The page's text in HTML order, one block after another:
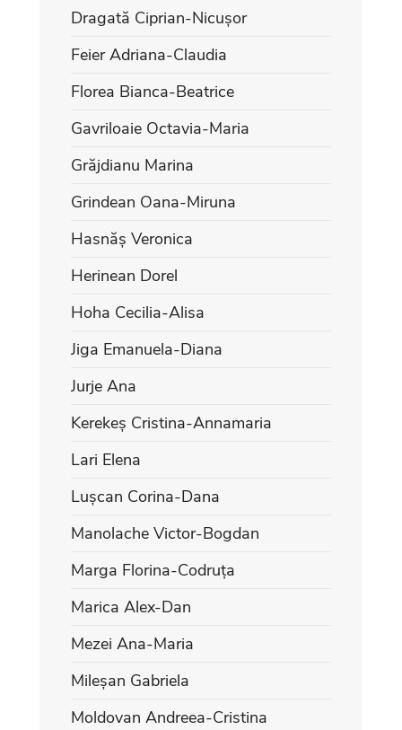
Dragată Ciprian-Nicușor
Feier Adriana-Claudia
Florea Bianca-Beatrice
Gavriloaie Octavia-Maria
Grăjdianu Marina
Grindean Oana-Miruna
Hasnăș Veronica
Herinean Dorel
Hoha Cecilia-Alisa
Jiga Emanuela-Diana
Jurje Ana
Kerekeș Cristina-Annamaria
Lari Elena
Lușcan Corina-Dana
Manolache Victor-Bogdan
Marga Florina-Codruța
Marica Alex-Dan
Mezei Ana-Maria
Mileșan Gabriela
Moldovan Andreea-Cristina